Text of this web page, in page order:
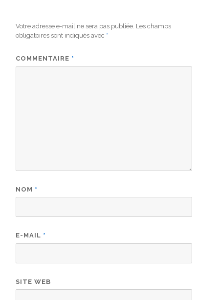
Votre adresse e-mail ne sera pas publiée. Les champs
obligatoires sont indiqués avec *
COMMENTAIRE *
NOM *
E-MAIL *
SITE WEB